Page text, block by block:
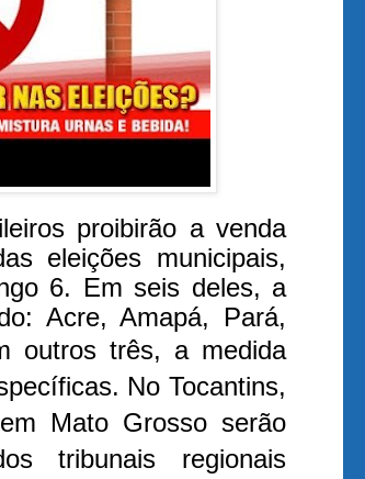
proibirão a venda
eleições municipais,
6. Em seis deles, a
Acre, Amapá, Pará,
outros três, a medida
No Tocantins,
Mato Grosso serão
tribunais regionais